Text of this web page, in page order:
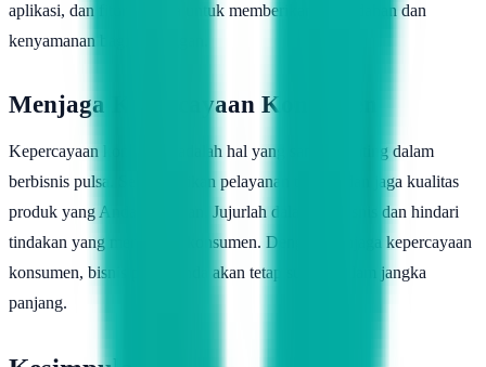
aplikasi, dan fitur lainnya untuk memberikan kemudahan dan
kenyamanan bagi pelanggan.
Menjaga Kepercayaan Konsumen
Kepercayaan konsumen adalah hal yang sangat penting dalam
berbisnis pulsa. Selalu berikan pelayanan terbaik dan jaga kualitas
produk yang Anda tawarkan. Jujurlah dalam berbisnis dan hindari
tindakan yang merugikan konsumen. Dengan menjaga kepercayaan
konsumen, bisnis pulsa Anda akan tetap sukses dalam jangka
panjang.